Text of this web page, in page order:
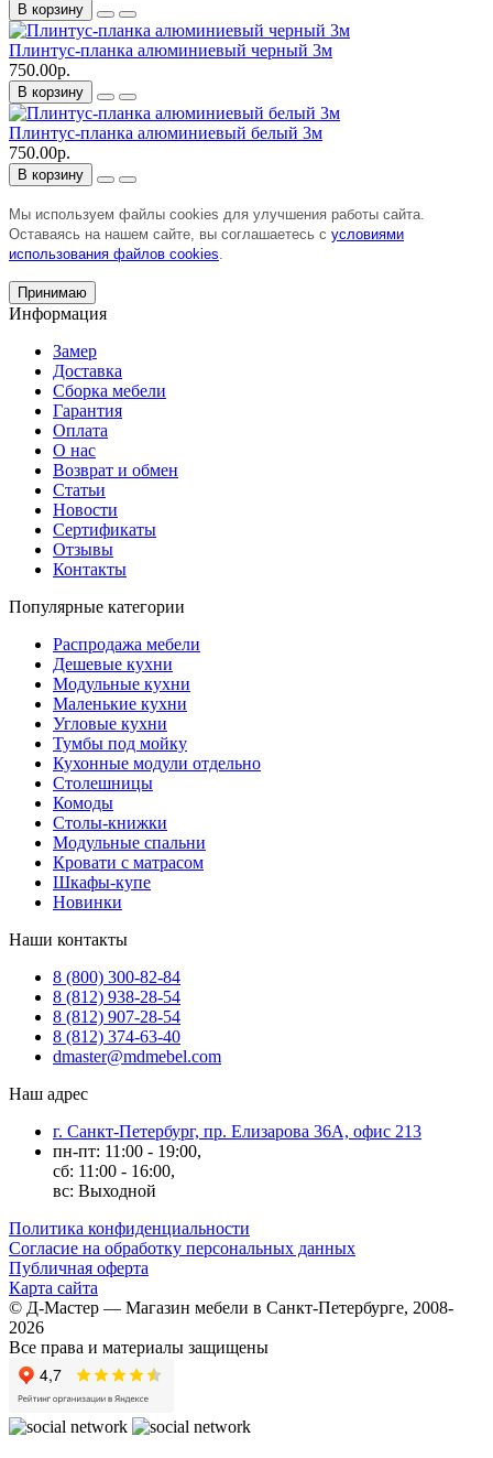
В корзину
Плинтус-планка алюминиевый черный 3м
750.00р.
В корзину
Плинтус-планка алюминиевый белый 3м
750.00р.
В корзину
Мы используем файлы cookies для улучшения работы сайта.
Оставаясь на нашем сайте, вы соглашаетесь с условиями
использования файлов cookies.
Принимаю
Информация
Замер
Доставка
Сборка мебели
Гарантия
Оплата
О нас
Возврат и обмен
Статьи
Новости
Сертификаты
Отзывы
Контакты
Популярные категории
Распродажа мебели
Дешевые кухни
Модульные кухни
Маленькие кухни
Угловые кухни
Тумбы под мойку
Кухонные модули отдельно
Столешницы
Комоды
Столы-книжки
Модульные спальни
Кровати с матрасом
Шкафы-купе
Новинки
Наши контакты
8 (800) 300-82-84
8 (812) 938-28-54
8 (812) 907-28-54
8 (812) 374-63-40
dmaster@mdmebel.com
Наш адрес
г. Санкт-Петербург, пр. Елизарова 36А, офис 213
пн-пт: 11:00 - 19:00,
сб: 11:00 - 16:00,
вс: Выходной
Политика конфиденциальности
Согласие на обработку персональных данных
Публичная оферта
Карта сайта
© Д-Мастер — Магазин мебели в Санкт-Петербурге, 2008-
2026
Все права и материалы защищены